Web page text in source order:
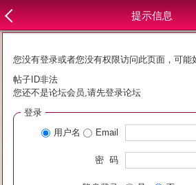
提示信息
您没有登录或者您没有权限访问此页面，可能
帖子ID非法
您还不是论坛会员,请先登录论坛
登录
用户名
Email
密 码